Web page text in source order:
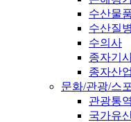
수산물
수산질
수의사
종자기
종자산
문화/관광/스
관광통
국가유